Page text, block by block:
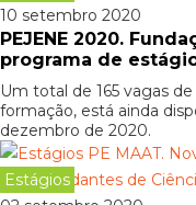
10 setembro 2020
PEJENE 2020.
programa de
Um total de 165 vagas
formação, está ainda
dezembro de 2020.
Estágios